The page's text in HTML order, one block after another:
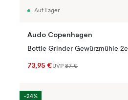
Auf Lager
Audo Copenhagen
73,95 €UVP 87 €
-24%